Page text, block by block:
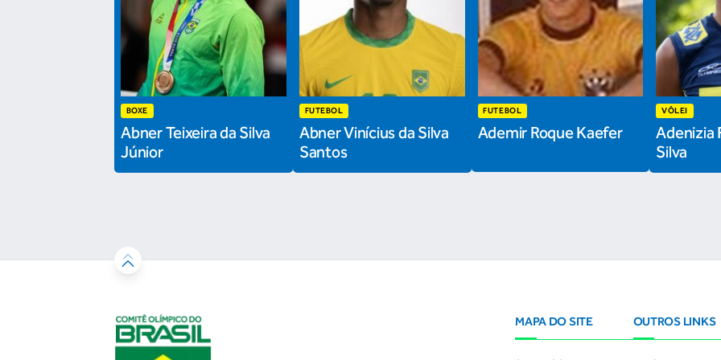
BOXE
Abner Teixeira da Silva
Júnior
FUTEBOL
Abner Vinícius da Silva
Santos
FUTEBOL
Ademir Roque Kaefer
VÔLEI
Adenizia
Silva
MAPA DO SITE OUTROS LINKS